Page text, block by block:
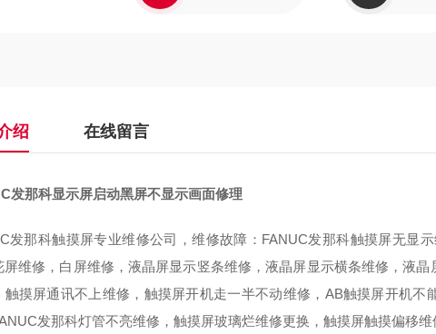
绍 在线留言
发那科显示屏启动黑屏不显示画面修理
发那科触摸屏专业维修公司，维修故障：FANUC发那科触摸屏无显
屏维修，白屏维修，液晶屏显示竖条维修，液晶屏显示横条维修，液
触摸屏通讯不上维修，触摸屏开机走一半不动维修，AB触摸屏开机不
发那科灯管不亮维修，触摸屏玻璃烂维修更换，触摸屏触摸偏移